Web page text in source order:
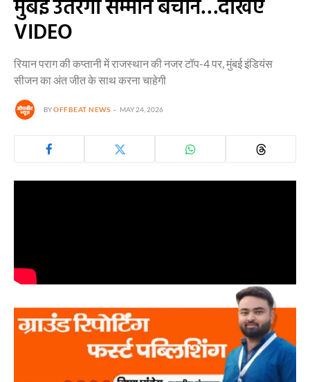
मुंबई उतरेगी सम्मान बचाने…देखिए
VIDEO
रियान पराग की कप्तानी में राजस्थान की नजर टॉप-4 पर, मुंबई इंडियंस
सीजन का अंत जीत के साथ करना चाहेगी
BYOFFBEAT NEWS MAY 24, 2026